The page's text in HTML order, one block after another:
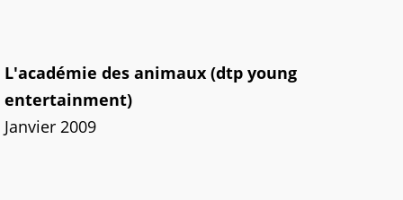
L'académie des animaux (dtp young
entertainment)
Janvier 2009